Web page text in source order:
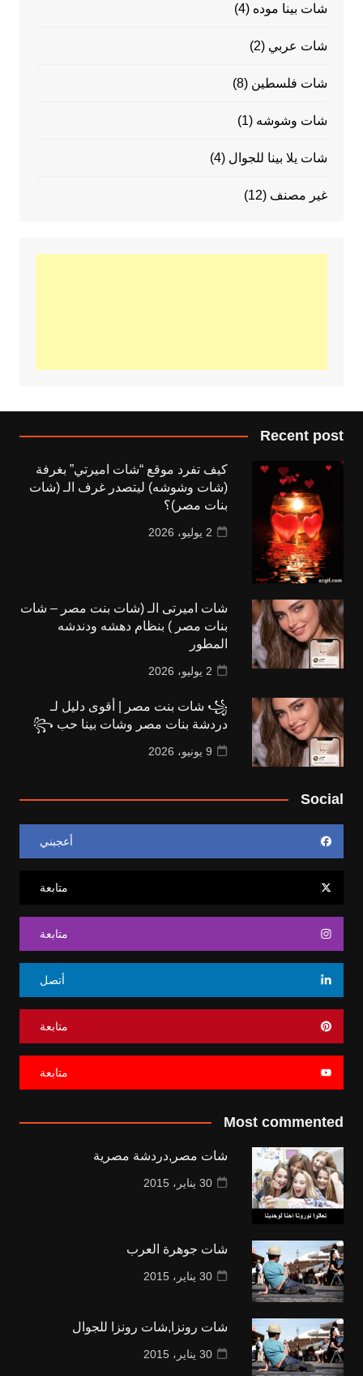
شات بينا موده (4)
شات عربي (2)
شات فلسطين (8)
شات وشوشه (1)
شات يلا بينا للجوال (4)
غير مصنف (12)
Recent post
كيف تفرد موقع “شات اميرتي” بغرفة
(شات وشوشه) ليتصدر غرف الـ (شات
بنات مصر)؟
2 يوليو، 2026
شات اميرتى الـ (شات بنت مصر – شات
بنات مصر ) بنظام دهشه ودندشه
المطور
2 يوليو، 2026
꧁ شات بنت مصر | أقوى دليل لـ
دردشة بنات مصر وشات بينا حب ꧂
9 يونيو، 2026
Social
أعجبني
متابعة
متابعة
أتصل
متابعة
متابعة
Most commented
شات مصر,دردشة مصرية
30 يناير، 2015
شات جوهرة العرب
30 يناير، 2015
شات رونزا,شات رونزا للجوال
30 يناير، 2015